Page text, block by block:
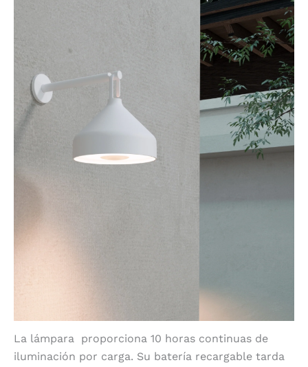
La lámpara proporciona 10 horas continuas de
iluminación por carga. Su batería recargable tarda